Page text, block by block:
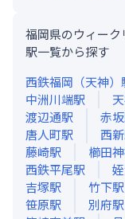
福岡県のウィーク
駅一覧から探す
西鉄福岡（天神）
中洲川端駅
渡辺通駅 赤坂
唐人町駅 西新
藤崎駅 櫛田
西鉄平尾駅
吉塚駅 竹下駅
笹原駅 別府駅